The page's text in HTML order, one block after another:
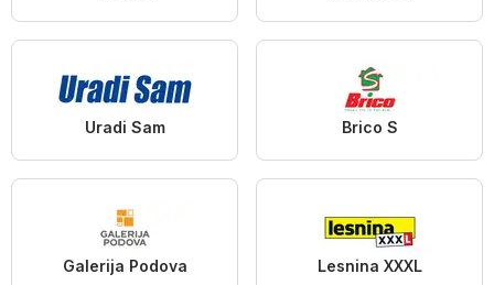
Uradi Sam Brico S
Galerija Podova Lesnina XXXL